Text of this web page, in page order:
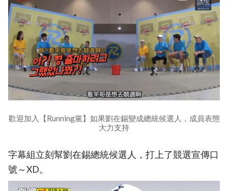
歡迎加入【Running黨】如果劉在錫變成總統候選人，成員表態
大力支持
字幕組立刻幫劉在錫總統候選人，打上了競選宣傳口
號～XD。